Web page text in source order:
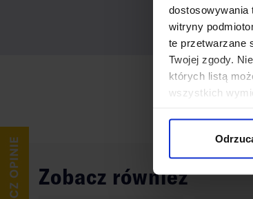
witryny
te przetwarzane
Twojej zgody.
których listą
wszystkich
Zobacz również